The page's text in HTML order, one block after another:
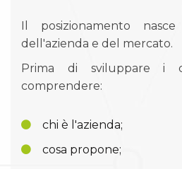
Il posizionamento
dell'azienda e del mercato.
Prima di sviluppare i
comprendere:
chi è l'azienda;
cosa propone;